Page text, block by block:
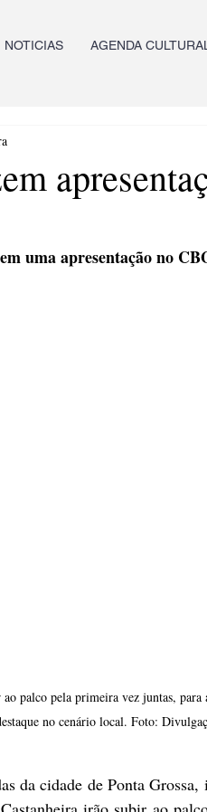
NOTICIAS AGENDA
uma apresentação no
no cenário local. Foto:
da cidade de Ponta